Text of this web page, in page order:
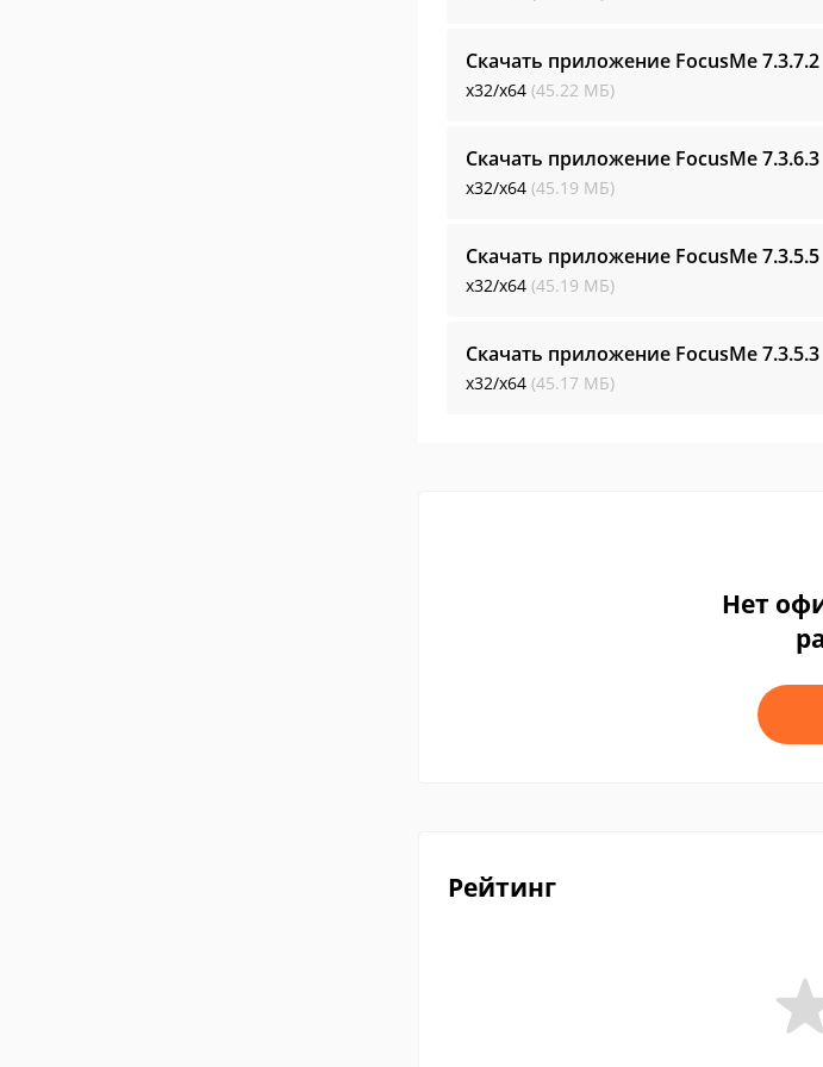
Скачать приложение FocusMe7.3.7.2
x32/x64 (45.22 МБ)
Скачать приложение FocusMe7.3.6.3
x32/x64 (45.19 МБ)
Скачать приложение FocusMe7.3.5.5
x32/x64 (45.19 МБ)
Скачать приложение FocusMe7.3.5.3
x32/x64 (45.17 МБ)
Нет
Рейтинг